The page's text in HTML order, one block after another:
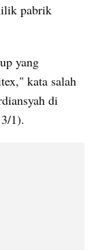
pabrik
yang
kata salah
di
1).